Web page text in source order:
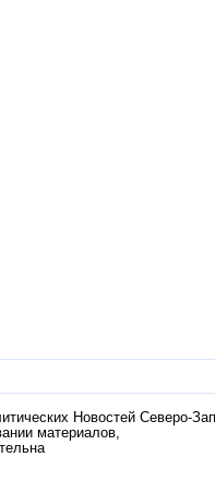
Новостей Северо-
материалов,